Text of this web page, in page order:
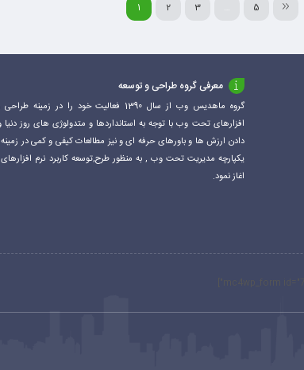
1 2 3 … 5
معرفی گروه طراحی و توسعه
گروه ماهدیس وب از سال 1390 فعالیت خود را در
افزارهای تحت وب با توجه به استانداردها و متدولوژی های روز دنیا
دادن ارزش ها و باورهای حرفه ای و نیز مطالعات کیفی و کمی در
یکپارچه مدیریت تحت وب , به منظور طرح,توسعه کاربرد نرم
اغاز نمود.